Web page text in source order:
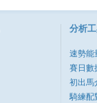
分析
速勢能
賽日數
初出馬
騎練配